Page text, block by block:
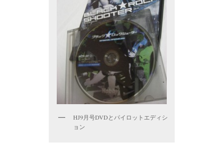
HJ9月号DVDとパイロットエディシ
ョン